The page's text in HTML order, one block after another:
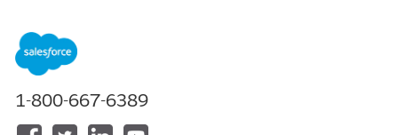
Доступно в версиях:
Developer
Границы периода и день выставления счета месяца
1-800-667-6389